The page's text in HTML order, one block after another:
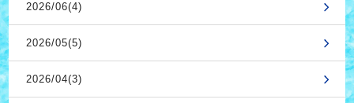
2026/06(4)
2026/05(5)
2026/04(3)